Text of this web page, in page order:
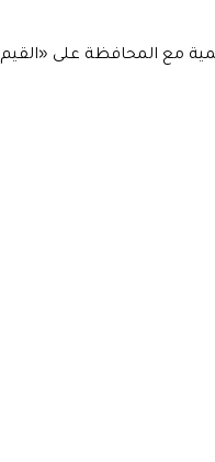
مع المحافظة على «القيم